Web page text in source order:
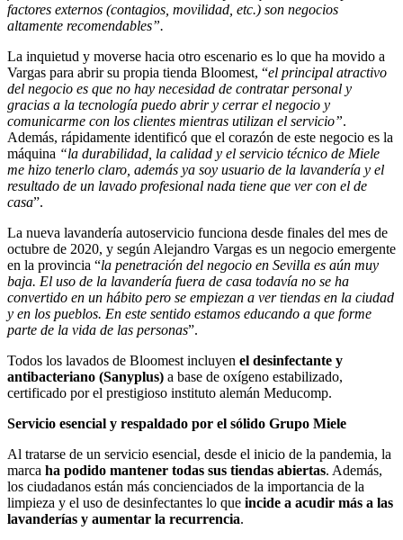
factores externos (contagios, movilidad, etc.) son negocios
altamente recomendables”.
La inquietud y moverse hacia otro escenario es lo que ha movido a
Vargas para abrir su propia tienda Bloomest, “el principal atractivo
del negocio es que no hay necesidad de contratar personal y
gracias a la tecnología puedo abrir y cerrar el negocio y
comunicarme con los clientes mientras utilizan el servicio”.
Además, rápidamente identificó que el corazón de este negocio es la
máquina “la durabilidad, la calidad y el servicio técnico de Miele
me hizo tenerlo claro, además ya soy usuario de la lavandería y el
resultado de un lavado profesional nada tiene que ver con el de
casa”.
La nueva lavandería autoservicio funciona desde finales del mes de
octubre de 2020, y según Alejandro Vargas es un negocio emergente
en la provincia “la penetración del negocio en Sevilla es aún muy
baja. El uso de la lavandería fuera de casa todavía no se ha
convertido en un hábito pero se empiezan a ver tiendas en la ciudad
y en los pueblos. En este sentido estamos educando a que forme
parte de la vida de las personas”.
Todos los lavados de Bloomest incluyen el desinfectante y
antibacteriano (Sanyplus) a base de oxígeno estabilizado,
certificado por el prestigioso instituto alemán Meducomp.
Servicio esencial y respaldado por el sólido Grupo Miele
Al tratarse de un servicio esencial, desde el inicio de la pandemia, la
marca ha podido mantener todas sus tiendas abiertas. Además,
los ciudadanos están más concienciados de la importancia de la
limpieza y el uso de desinfectantes lo que incide a acudir más a las
lavanderías y aumentar la recurrencia.